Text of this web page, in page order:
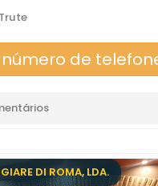
de
DI ROMA, LDA.